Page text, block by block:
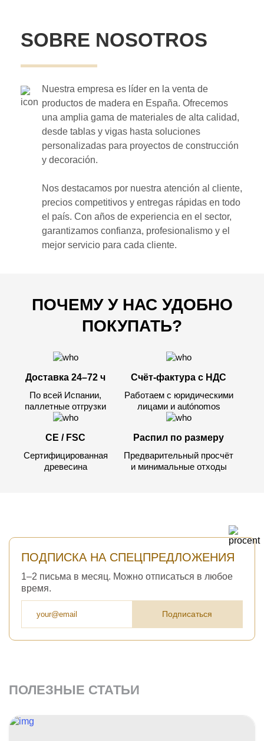
SOBRE NOSOTROS
Nuestra empresa es líder en la venta de
productos de madera en España. Ofrecemos
una amplia gama de materiales de alta calidad,
desde tablas y vigas hasta soluciones
personalizadas para proyectos de construcción
y decoración.
Nos destacamos por nuestra atención al cliente,
precios competitivos y entregas rápidas en todo
el país. Con años de experiencia en el sector,
garantizamos confianza, profesionalismo y el
mejor servicio para cada cliente.
ПОЧЕМУ У НАС УДОБНО
ПОКУПАТЬ?
Доставка 24–72 ч
По всей Испании,
паллетные отгрузки
Счёт-фактура с НДС
Работаем с юридическими
лицами и autónomos
CE / FSC
Сертифицированная
древесина
Распил по размеру
Предварительный просчёт
и минимальные отходы
ПОДПИСКА НА СПЕЦПРЕДЛОЖЕНИЯ
1–2 письма в месяц. Можно отписаться в любое
время.
Подписаться
ПОЛЕЗНЫЕ СТАТЬИ